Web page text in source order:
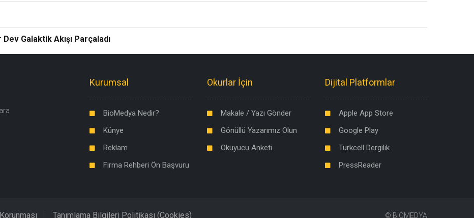
Galaktik Akışı Parçaladı
Kurumsal
BioMedya Nedir?
Künye
Reklam
Firma Rehberi Ön Başvuru
Okurlar İçin
Makale / Yazı Gönder
Gönüllü Yazarımız Olun
Okuyucu Anketi
Dijital Platformlar
Apple App Store
Google Play
Turkcell Dergilik
PressReader
Tanımlama Bilgileri Politikası (Cookies) © BIOMEDYA